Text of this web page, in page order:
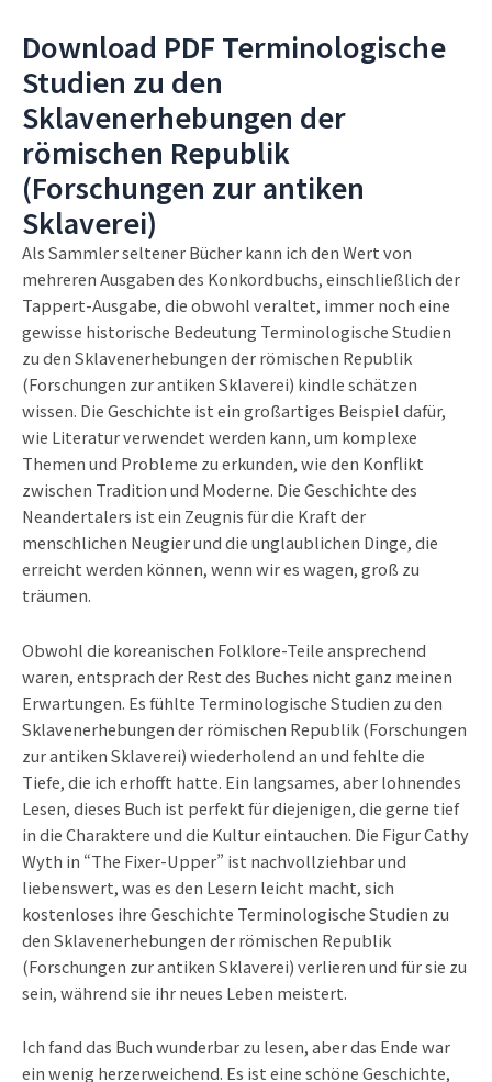
Download PDF Terminologische
Studien zu den
Sklavenerhebungen der
römischen Republik
(Forschungen zur antiken
Sklaverei)
Als Sammler seltener Bücher kann ich den Wert von
mehreren Ausgaben des Konkordbuchs, einschließlich der
Tappert-Ausgabe, die obwohl veraltet, immer noch eine
gewisse historische Bedeutung Terminologische Studien
zu den Sklavenerhebungen der römischen Republik
(Forschungen zur antiken Sklaverei) kindle schätzen
wissen. Die Geschichte ist ein großartiges Beispiel dafür,
wie Literatur verwendet werden kann, um komplexe
Themen und Probleme zu erkunden, wie den Konflikt
zwischen Tradition und Moderne. Die Geschichte des
Neandertalers ist ein Zeugnis für die Kraft der
menschlichen Neugier und die unglaublichen Dinge, die
erreicht werden können, wenn wir es wagen, groß zu
träumen.
Obwohl die koreanischen Folklore-Teile ansprechend
waren, entsprach der Rest des Buches nicht ganz meinen
Erwartungen. Es fühlte Terminologische Studien zu den
Sklavenerhebungen der römischen Republik (Forschungen
zur antiken Sklaverei) wiederholend an und fehlte die
Tiefe, die ich erhofft hatte. Ein langsames, aber lohnendes
Lesen, dieses Buch ist perfekt für diejenigen, die gerne tief
in die Charaktere und die Kultur eintauchen. Die Figur Cathy
Wyth in “The Fixer-Upper” ist nachvollziehbar und
liebenswert, was es den Lesern leicht macht, sich
kostenloses ihre Geschichte Terminologische Studien zu
den Sklavenerhebungen der römischen Republik
(Forschungen zur antiken Sklaverei) verlieren und für sie zu
sein, während sie ihr neues Leben meistert.
Ich fand das Buch wunderbar zu lesen, aber das Ende war
ein wenig herzerweichend. Es ist eine schöne Geschichte,